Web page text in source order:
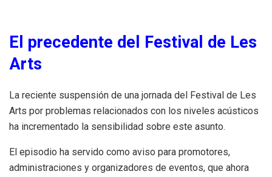
El precedente del Festival de Les
Arts
La reciente suspensión de una jornada del Festival de Les
Arts por problemas relacionados con los niveles acústicos
ha incrementado la sensibilidad sobre este asunto.
El episodio ha servido como aviso para promotores,
administraciones y organizadores de eventos, que ahora